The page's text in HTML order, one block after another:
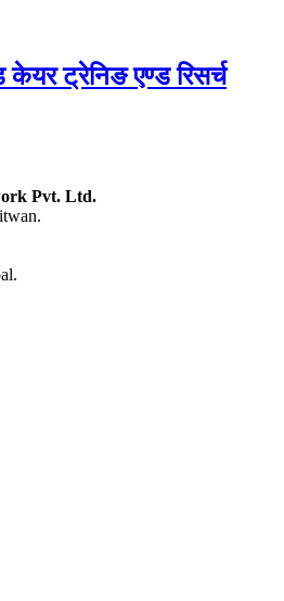
केयर ट्रेनिङ एण्ड रिसर्च
Pvt. Ltd.